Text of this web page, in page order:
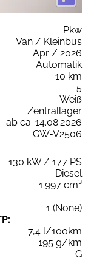
Pkw
Van / Kleinbus
Apr / 2026
Automatik
10 km
5
Weiß
Zentrallager
ab ca. 14.08.2026
GW-V2506
130 kW / 177 PS
Diesel
1.997 cm³
1 (None)
7,4 l/100km
195 g/km
G